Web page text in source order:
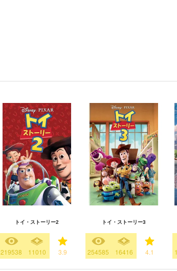
トイ・ストーリー2
219538 11010 3.9
トイ・ストーリー3
254585 16416 4.1